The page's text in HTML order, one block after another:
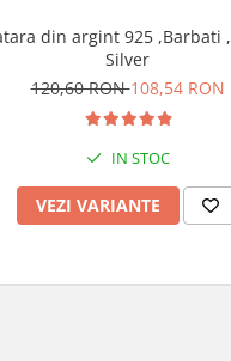
din argint 925 ,Barbati , Sonis
Silver
120,60 RON108,54 RON
IN STOC
VEZI VARIANTE